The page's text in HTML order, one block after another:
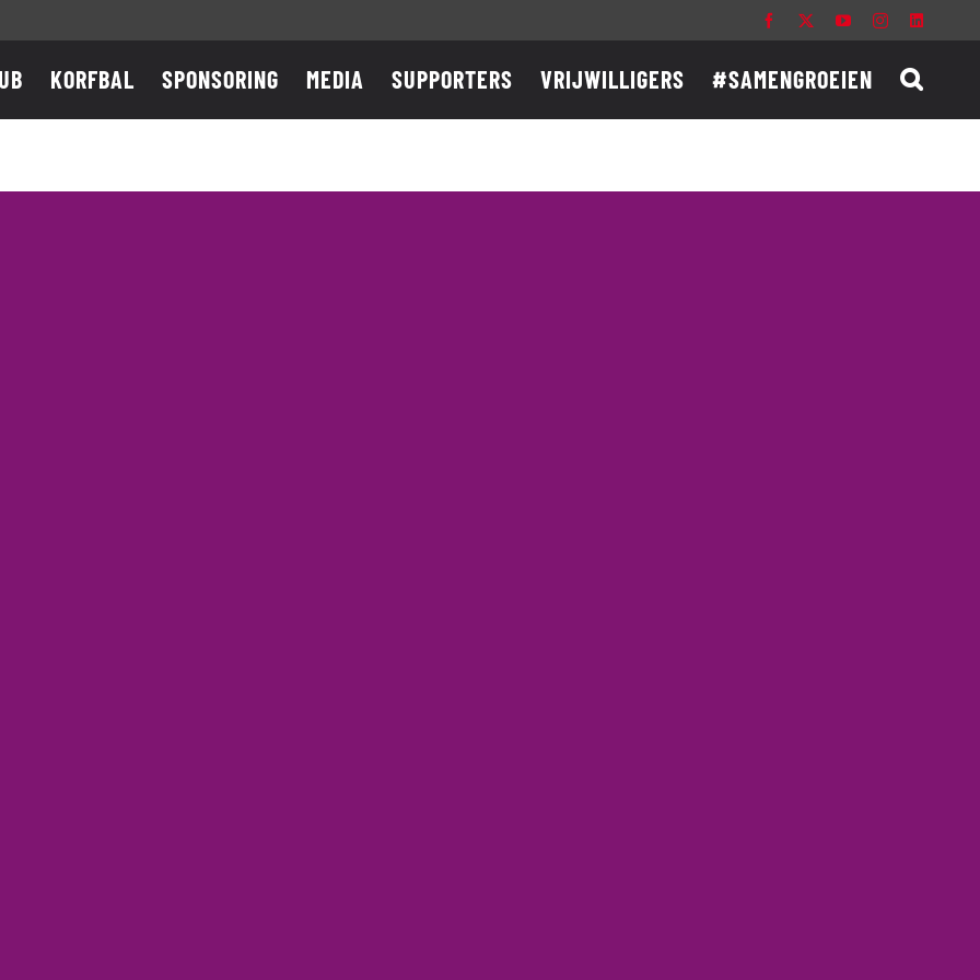
Facebook YouTubeInstagram
KORFBAL SPONSORING MEDIA SUPPORTERS VRIJWILLIGERS #SAMENGROEIEN